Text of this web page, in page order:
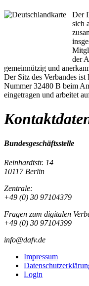
Der
sich
der
gemeinnützig und
Der Sitz des Verbandes
Nummer 32480 B beim
eingetragen und arbeitet
Bundesgeschäftsstelle
Reinhardtstr. 14
10117 Berlin
Zentrale:
+49 (0) 30 97104379
Fragen zum digitalen
+49 (0) 30 97104399
info@dafv.de
Impressum
Login